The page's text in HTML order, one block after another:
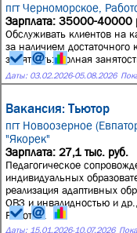
пгт Черноморское,
Зарплата: 35000-40000
Обслуживать клиентов на
за наличием достаточного
занятость: Полная
Даты: 03.02.2026-05.08.2026
Вакансия: Тьютор
пгт Новоозерное
"Якорек"
Зарплата: 27,1 тыс. руб.
Педагогическое
индивидуальных
реализация адаптивных
ОВЗ и инвалидностью и
Работа...
Даты: 15.01.2026-10.07.2026